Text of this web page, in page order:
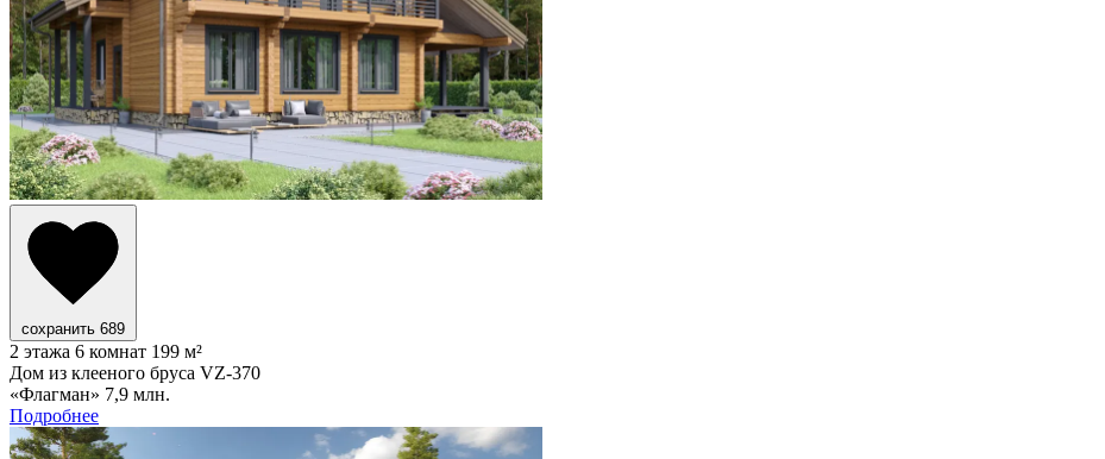
сохранить 689
2 этажа 6 комнат 199 м²
Дом из клееного бруса VZ-370
«Флагман» 7,9 млн.
Подробнее